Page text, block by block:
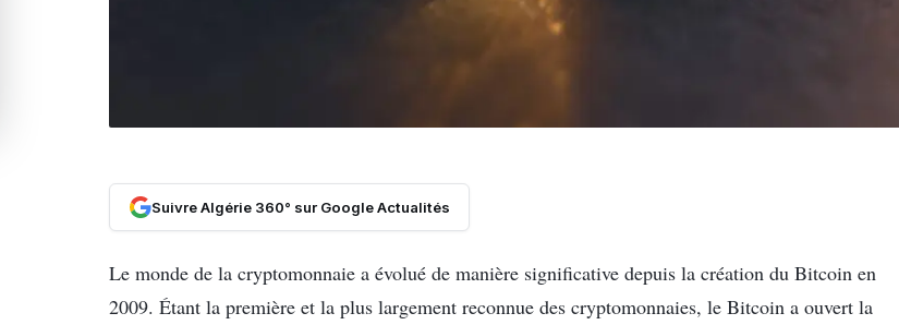
Suivre Algérie 360° sur Google Actualités
Le monde de la cryptomonnaie a évolué de manière significative depuis la création du Bitcoin en
2009. Étant la première et la plus largement reconnue des cryptomonnaies, le Bitcoin a ouvert la